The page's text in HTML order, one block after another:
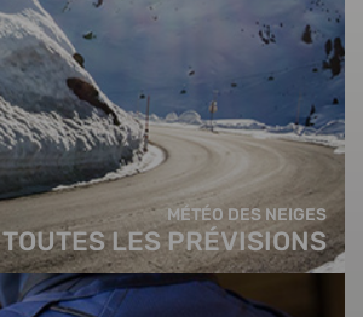
MÉTÉO DES NEIGES
TOUTES LES PRÉVISIONS